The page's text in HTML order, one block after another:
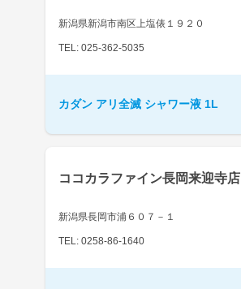
新潟県新潟市南区上塩俵１９２０
TEL: 025-362-5035
カダン アリ全滅 シャワー液 1L
ココカラファイン長岡来迎寺店
新潟県長岡市浦６０７－１
TEL: 0258-86-1640